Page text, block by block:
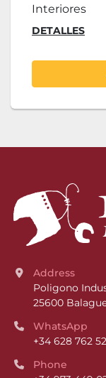
Interiores
DETALLES
Address
Poligono
25600
WhatsApp
+34 628 762
Phone